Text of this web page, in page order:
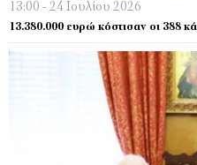
13:00 - 24 Ιουλίου 2026
13.380.000 ευρώ κόστισαν οι 388